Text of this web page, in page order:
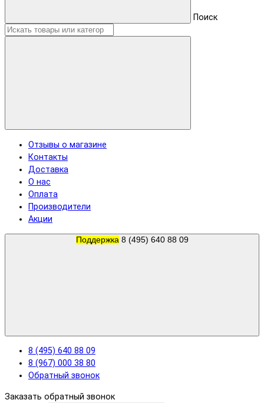
Поиск
Отзывы о магазине
Контакты
Доставка
О нас
Оплата
Производители
Акции
Поддержка 8 (495) 640 88 09
8 (495) 640 88 09
8 (967) 000 38 80
Обратный звонок
Заказать обратный звонок